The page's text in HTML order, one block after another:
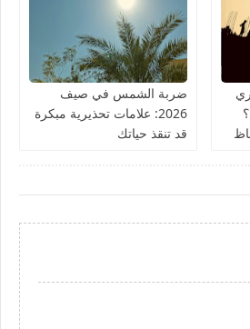
ضربة الشمس في صيف
2026: علامات تحذيرية مبكرة
قد تنقذ حياتك